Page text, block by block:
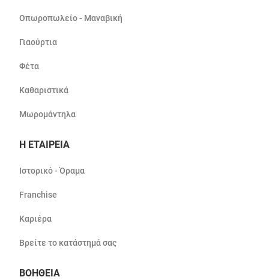
Οπωροπωλείο - Μαναβική
Γιαούρτια
Φέτα
Καθαριστικά
Μωρομάντηλα
Η ΕΤΑΙΡΕΙΑ
Ιστορικό - Όραμα
Franchise
Καριέρα
Βρείτε το κατάστημά σας
ΒΟΗΘΕΙΑ